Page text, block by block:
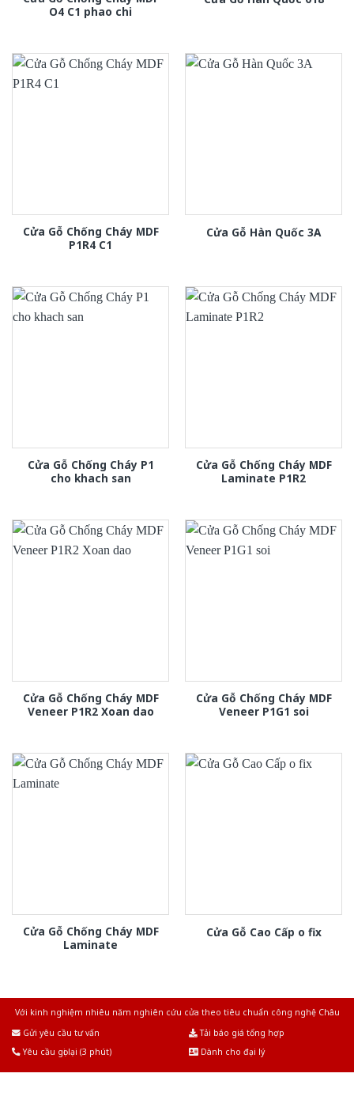
O4 C1 phao chi
Cửa Gỗ Chống Cháy MDF
P1R4 C1
Cửa Gỗ Hàn Quốc 3A
Cửa Gỗ Chống Cháy P1
cho khach san
Cửa Gỗ Chống Cháy MDF
Laminate P1R2
Cửa Gỗ Chống Cháy MDF
Veneer P1R2 Xoan dao
Cửa Gỗ Chống Cháy MDF
Veneer P1G1 soi
Cửa Gỗ Chống Cháy MDF
Laminate
Cửa Gỗ Cao Cấp o fix
Với kinh nghiệm nhiêu năm nghiên cứu cửa theo tiêu chuẩn công nghệ Châu
Gửi yêu cầu tư vấn
Tải báo giá tổng hợp
Yêu cầu gọi lại (3 phút)
Dành cho đại lý